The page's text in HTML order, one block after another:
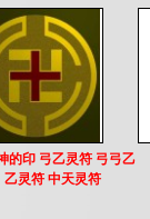
的印 弓乙灵符 弓弓乙
乙灵符 中天灵符